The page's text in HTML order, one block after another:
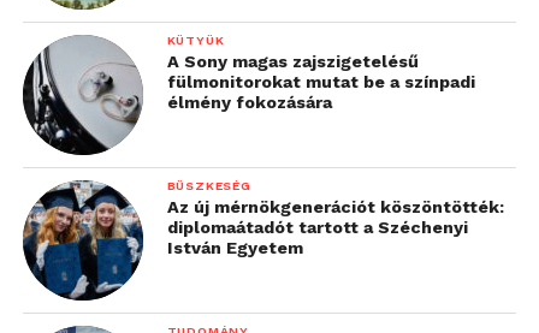
KÜTYÜK
A Sony magas zajszigetelésű
fülmonitorokat mutat be a színpadi
élmény fokozására
BÜSZKESÉG
Az új mérnökgenerációt köszöntötték:
diplomaátadót tartott a Széchenyi
István Egyetem